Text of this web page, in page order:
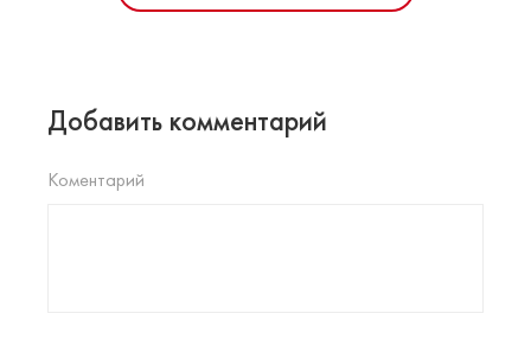
Добавить комментарий
Коментарий